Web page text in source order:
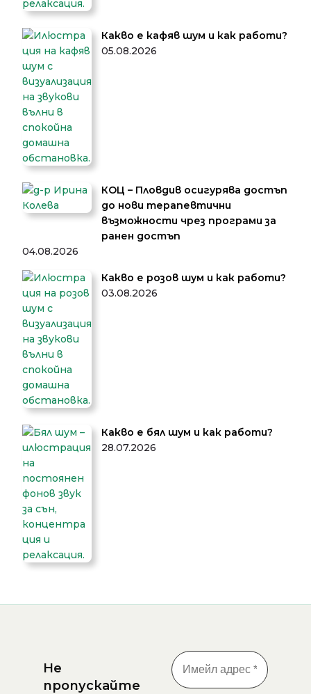
Какво е кафяв шум и как работи?
05.08.2026
КОЦ – Пловдив осигурява достъп
до нови терапевтични
възможности чрез програми за
ранен достъп
04.08.2026
Какво е розов шум и как работи?
03.08.2026
Какво е бял шум и как работи?
28.07.2026
Не
пропускайте